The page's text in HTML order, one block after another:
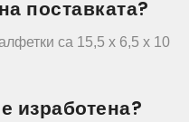
поставката?
са 15,5 x 6,5 x 10
изработена?